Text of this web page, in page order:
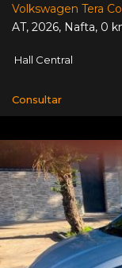
Volkswagen Tera
AT, 2026, Nafta, 0
Hall Central
Consultar